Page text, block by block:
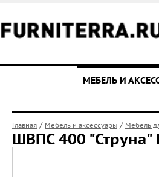
МЕБЕЛЬ И
Главная / Мебель и аксессуары / Мебель
ШВПС 400